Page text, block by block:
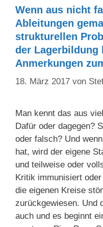
Wenn aus nicht
Ableitungen
strukturellen
der Lagerbildung
Anmerkungen
18. März 2017 von
Man kennt das aus
Dafür oder dagegen?
oder falsch? Und
hat, wird der eigene
und teilweise oder
Kritik immunisiert
die eigenen Kreise
zurückgewiesen. Und
auch und es beginnt